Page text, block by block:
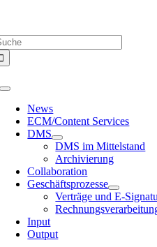
springen
Toggle
Navigation
News
ECM/Content Services
DMS
DMS im Mittelstand
Archivierung
Collaboration
Geschäftsprozesse
Verträge und E-
Input
Output